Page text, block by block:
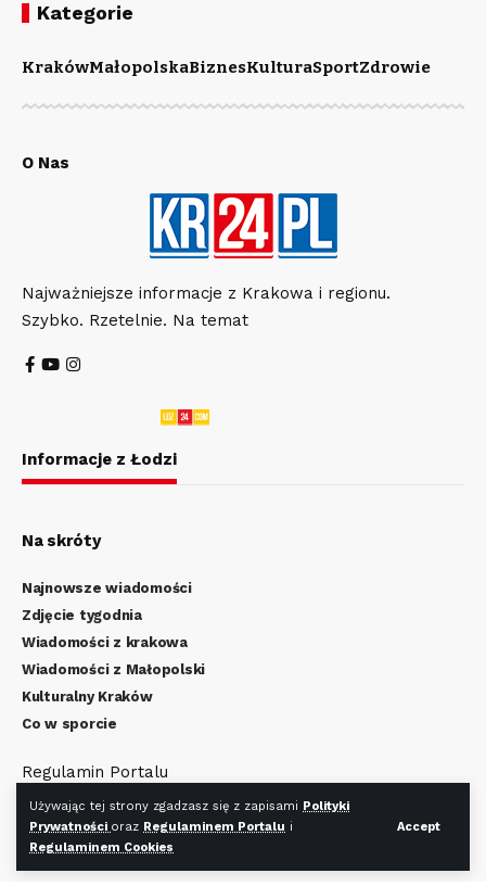
Używając tej strony zgadzasz się z zapisami Polityki
Prywatności oraz Regulaminem Portalu i
Regulaminem Cookies
Accept
Kategorie
KrakówMałopolskaBiznesKulturaSportZdrowie
O Nas
Najważniejsze informacje z Krakowa i regionu.
Szybko. Rzetelnie. Na temat
Informacje z Łodzi
Na skróty
Najnowsze wiadomości
Zdjęcie tygodnia
Wiadomości z krakowa
Wiadomości z Małopolski
Kulturalny Kraków
Co w sporcie
Regulamin Portalu
Polityka Prywatności
Regulamin Cookies